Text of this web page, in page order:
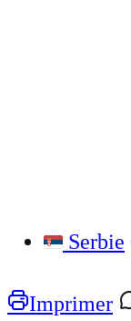
Serbie
Imprimer